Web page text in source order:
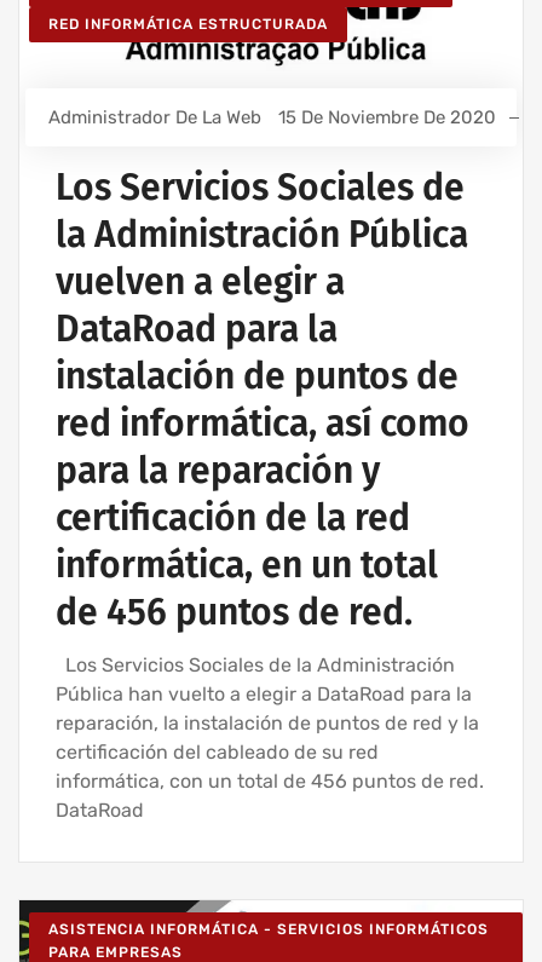
RED INFORMÁTICA ESTRUCTURADA
Administrador De La Web 15 De Noviembre De 2020
Los Servicios Sociales de
la Administración Pública
vuelven a elegir a
DataRoad para la
instalación de puntos de
red informática, así como
para la reparación y
certificación de la red
informática, en un total
de 456 puntos de red.
Los Servicios Sociales de la Administración
Pública han vuelto a elegir a DataRoad para la
reparación, la instalación de puntos de red y la
certificación del cableado de su red
informática, con un total de 456 puntos de red.
DataRoad
ASISTENCIA INFORMÁTICA - SERVICIOS INFORMÁTICOS
PARA EMPRESAS